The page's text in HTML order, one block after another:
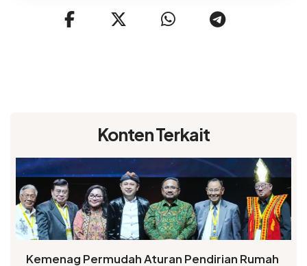
Konten Terkait
Kemenag Permudah Aturan Pendirian Rumah